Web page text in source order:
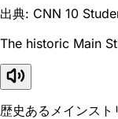
出典: CNN 10
The historic Main
歴史あるメインスト